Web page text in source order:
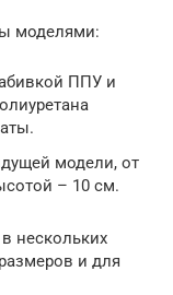
моделями:
ППУ и
модели, от
– 10 см.
нескольких
и для